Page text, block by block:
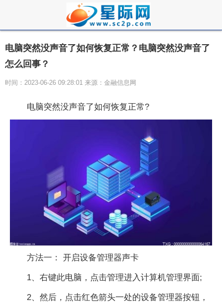
电脑突然没声音了如何恢复正常？电脑突然没声音了
怎么回事？
时间：2023-06-26 09:28:01 来源：金融信息网
电脑突然没声音了如何恢复正常?
方法一： 开启设备管理器声卡
1、右键此电脑，点击管理进入计算机管理界面;
2、然后，点击红色箭头一处的设备管理器按钮，